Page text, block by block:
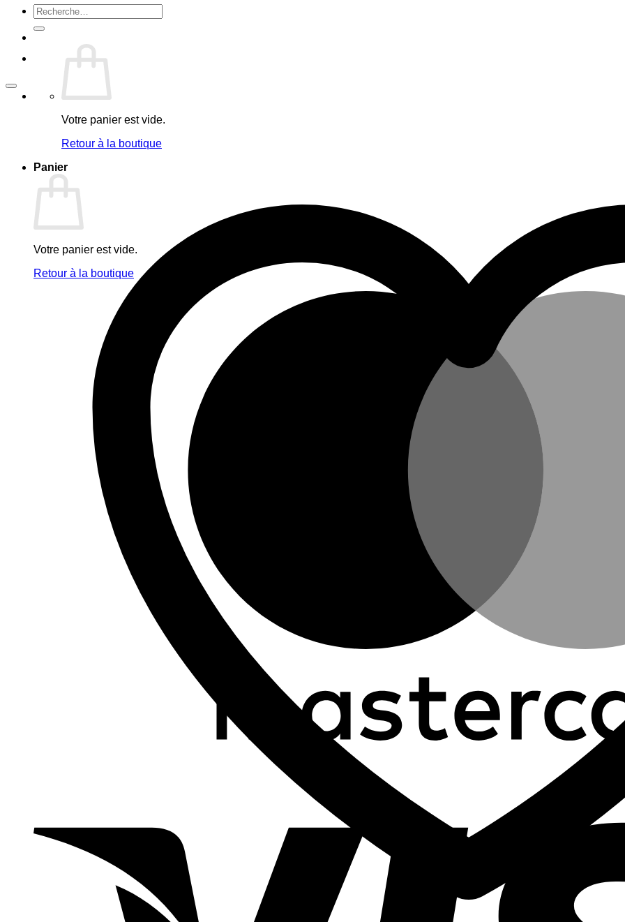
Recherche
pour :
Votre panier est vide.
Retour à la boutique
Panier
Votre panier est vide.
Retour à la boutique